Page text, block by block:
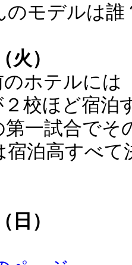
のモデルは誰
火）
ホテルには
校ほど宿泊
一試合でそ
宿泊高すべ
日）